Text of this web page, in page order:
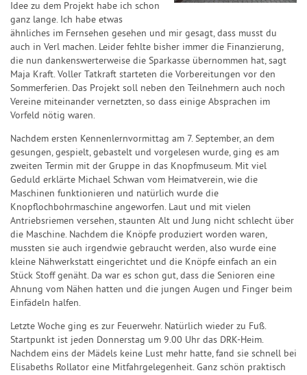
Idee zu dem Projekt habe ich schon
ganz lange. Ich habe etwas
ähnliches im Fernsehen gesehen und mir gesagt, dass musst du
auch in Verl machen. Leider fehlte bisher immer die Finanzierung,
die nun dankenswerterweise die Sparkasse übernommen hat, sagt
Maja Kraft. Voller Tatkraft starteten die Vorbereitungen vor den
Sommerferien. Das Projekt soll neben den Teilnehmern auch noch
Vereine miteinander vernetzten, so dass einige Absprachen im
Vorfeld nötig waren.
Nachdem ersten Kennenlernvormittag am 7. September, an dem
gesungen, gespielt, gebastelt und vorgelesen wurde, ging es am
zweiten Termin mit der Gruppe in das Knopfmuseum. Mit viel
Geduld erklärte Michael Schwan vom Heimatverein, wie die
Maschinen funktionieren und natürlich wurde die
Knopflochbohrmaschine angeworfen. Laut und mit vielen
Antriebsriemen versehen, staunten Alt und Jung nicht schlecht über
die Maschine. Nachdem die Knöpfe produziert worden waren,
mussten sie auch irgendwie gebraucht werden, also wurde eine
kleine Nähwerkstatt eingerichtet und die Knöpfe einfach an ein
Stück Stoff genäht. Da war es schon gut, dass die Senioren eine
Ahnung vom Nähen hatten und die jungen Augen und Finger beim
Einfädeln halfen.
Letzte Woche ging es zur Feuerwehr. Natürlich wieder zu Fuß.
Startpunkt ist jeden Donnerstag um 9.00 Uhr das DRK-Heim.
Nachdem eins der Mädels keine Lust mehr hatte, fand sie schnell bei
Elisabeths Rollator eine Mitfahrgelegenheit. Ganz schön praktisch